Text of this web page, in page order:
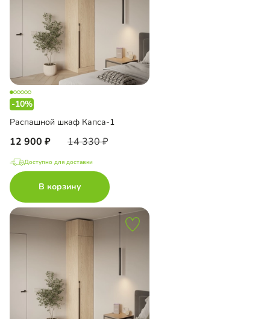
-10%
Распашной шкаф Капса-1
12 900 14 330
Доступно для доставки
В корзину